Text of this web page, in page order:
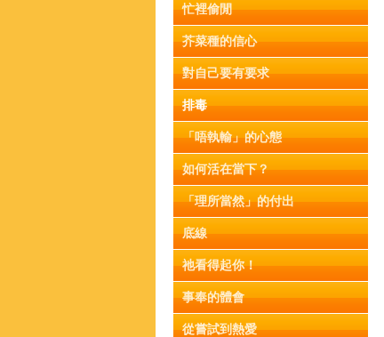
忙裡偷閒
芥菜種的信心
對自己要有要求
排毒
「唔執輸」的心態
如何活在當下？
「理所當然」的付出
底線
祂看得起你！
事奉的體會
從嘗試到熱愛